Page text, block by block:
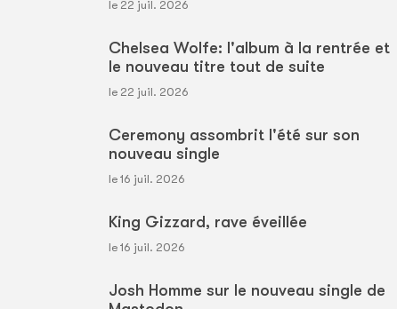
le 22 juil. 2026
Chelsea Wolfe: l'album à la rentrée et
le nouveau titre tout de suite
le 22 juil. 2026
Ceremony assombrit l'été sur son
nouveau single
le 16 juil. 2026
King Gizzard, rave éveillée
le 16 juil. 2026
Josh Homme sur le nouveau single de